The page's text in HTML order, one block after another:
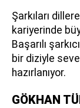
Şarkıları
kariyerinde
Başarılı
bir diziyle
hazırlanıyor.
GÖKHAN